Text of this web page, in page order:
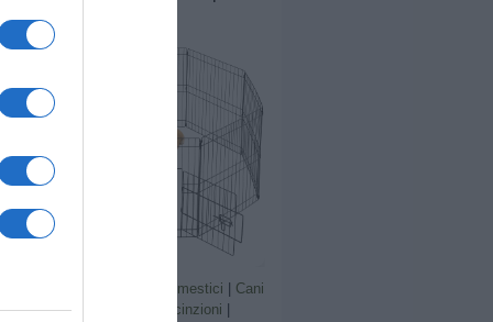
gabbie per porcellini d'India,
recinto in filo metallico
portatile per interni ed esterni
(43x32 12 pezzi)
Prodotti per animali domestici
Cani
|Cucce gabbiette e recinzioni